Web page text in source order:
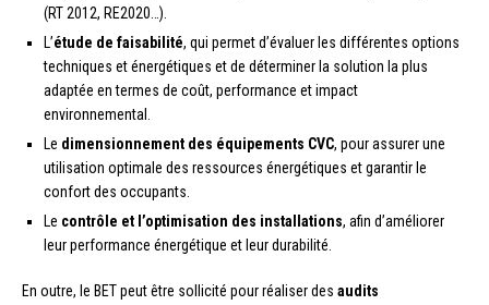
(RT 2012, RE2020…).
L’étude de faisabilité, qui permet d’évaluer les différentes options
techniques et énergétiques et de déterminer la solution la plus
adaptée en termes de coût, performance et impact
environnemental.
Le dimensionnement des équipements CVC, pour assurer une
utilisation optimale des ressources énergétiques et garantir le
confort des occupants.
Le contrôle et l’optimisation des installations, afin d’améliorer
leur performance énergétique et leur durabilité.
En outre, le BET peut être sollicité pour réaliser des audits